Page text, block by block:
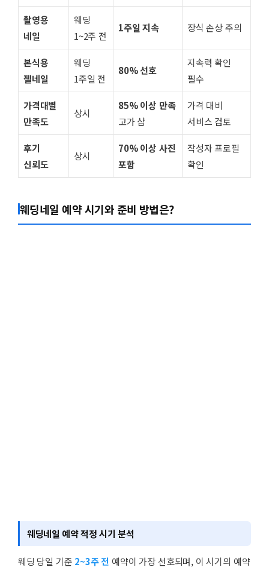
촬영용
네일
웨딩
1~2주 전
1주일 지속 장식 손상 주의
본식용
젤네일
웨딩
1주일 전
80% 선호
지속력 확인
필수
가격대별
만족도
상시
85% 이상 만족
고가 샵
가격 대비
서비스 검토
후기
신뢰도
상시
70% 이상 사진
포함
작성자 프로필
확인
웨딩네일 예약 시기와 준비 방법은?
웨딩네일 예약 적정 시기 분석
웨딩 당일 기준 2~3주 전 예약이 가장 선호되며, 이 시기의 예약